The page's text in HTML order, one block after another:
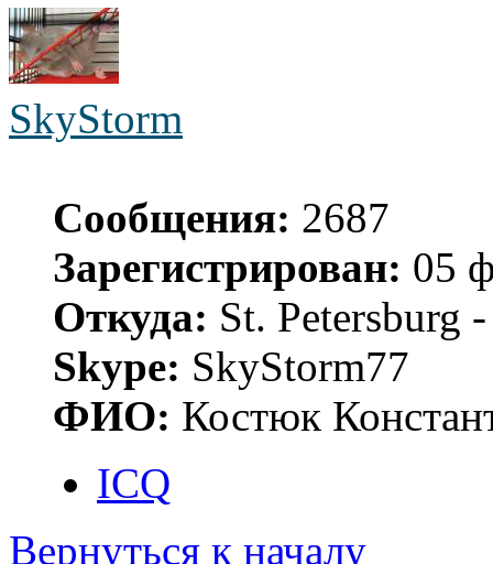
SkyStorm
Сообщения: 2687
Зарегистрирован: 05
Откуда: St. Petersburg
Skype: SkyStorm77
ФИО: Костюк
ICQ
Вернуться к началу